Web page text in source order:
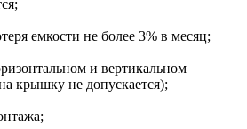
емкости не более 3% в месяц;
и вертикальном
крышку не допускается);